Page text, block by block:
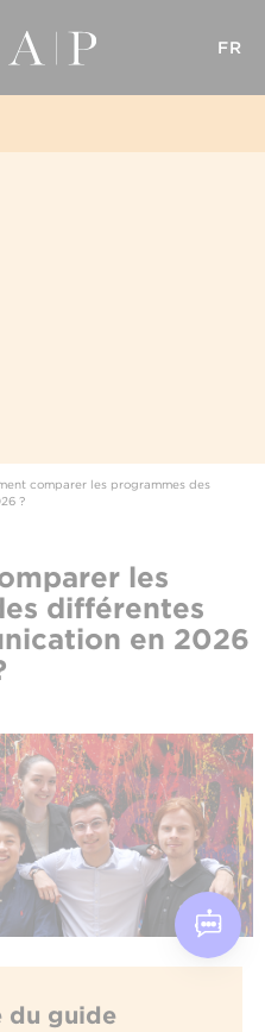
FR
comparer les programmes des
?
les
différentes
en 2026
du guide